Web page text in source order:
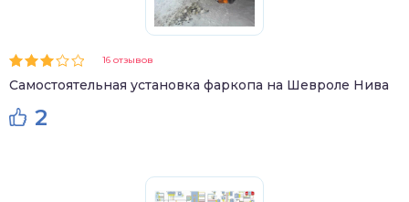
16 отзывов
Самостоятельная установка фаркопа на Шевроле Нива
2